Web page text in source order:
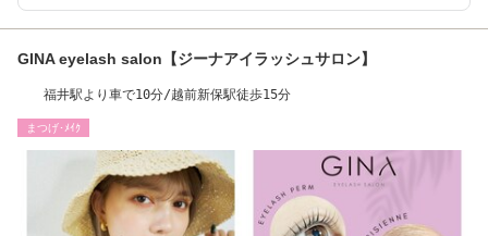
GINA eyelash salon【ジーナアイラッシュサロン】
福井駅より車で10分/越前新保駅徒歩15分
まつげ･ﾒｲｸ